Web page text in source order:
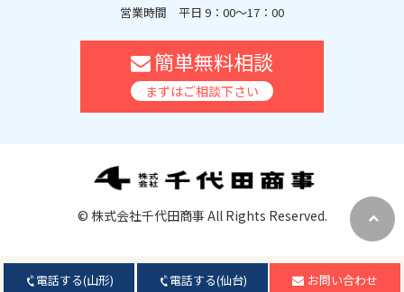
営業時間 平日 9：00～17：00
簡単無料相談
まずはご相談下さい
© 株式会社千代田商事 All Rights Reserved.
電話する(山形) 電話する(仙台) お問い合わせ